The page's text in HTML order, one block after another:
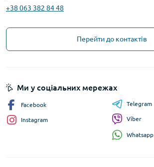
+38 063 382 84 48
Перейти до контактів
Ми у соціальних мережах
Facebook
Instagram
Telegram
Viber
Whatsapp